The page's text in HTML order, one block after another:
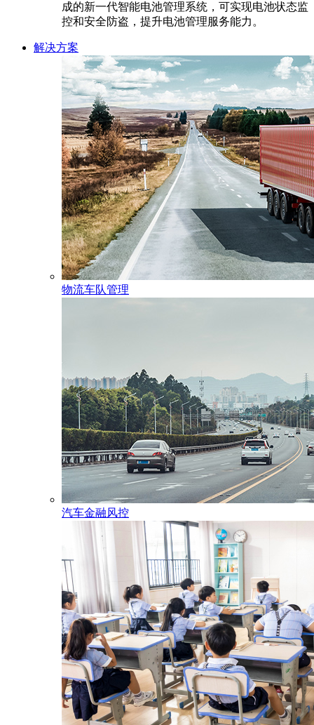
成的新一代智能电池管理系统，可实现电池状态监
控和安全防盗，提升电池管理服务能力。
解决方案
物流车队管理
汽车金融风控